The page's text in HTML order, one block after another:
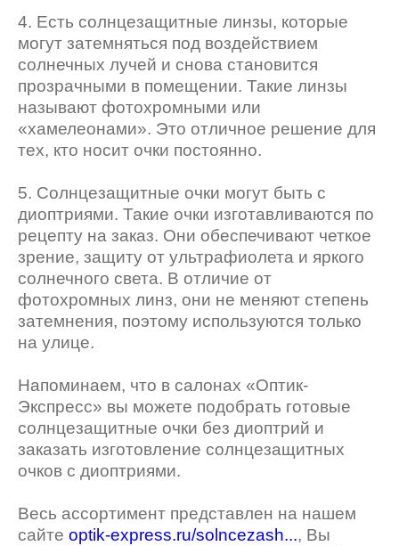
4. Есть солнцезащитные линзы, которые
могут затемняться под воздействием
солнечных лучей и снова становится
прозрачными в помещении. Такие линзы
называют фотохромными или
«хамелеонами». Это отличное решение для
тех, кто носит очки постоянно.
5. Солнцезащитные очки могут быть с
диоптриями. Такие очки изготавливаются по
рецепту на заказ. Они обеспечивают четкое
зрение, защиту от ультрафиолета и яркого
солнечного света. В отличие от
фотохромных линз, они не меняют степень
затемнения, поэтому используются только
на улице.
Напоминаем, что в салонах «Оптик-
Экспресс» вы можете подобрать готовые
солнцезащитные очки без диоптрий и
заказать изготовление солнцезащитных
очков с диоптриями.
Весь ассортимент представлен на нашем
сайте optik-express.ru/solncezash..., Вы